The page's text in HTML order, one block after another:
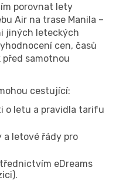
porovnat lety
Air na trase Manila –
jiných leteckých
cen, časů
samotnou
cestující:
o letu a pravidla tarifu
letové řády pro
eDreams